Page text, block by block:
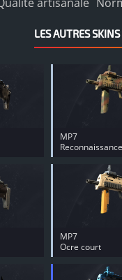
LES AUTRES
MP7
MP7
Ocre court